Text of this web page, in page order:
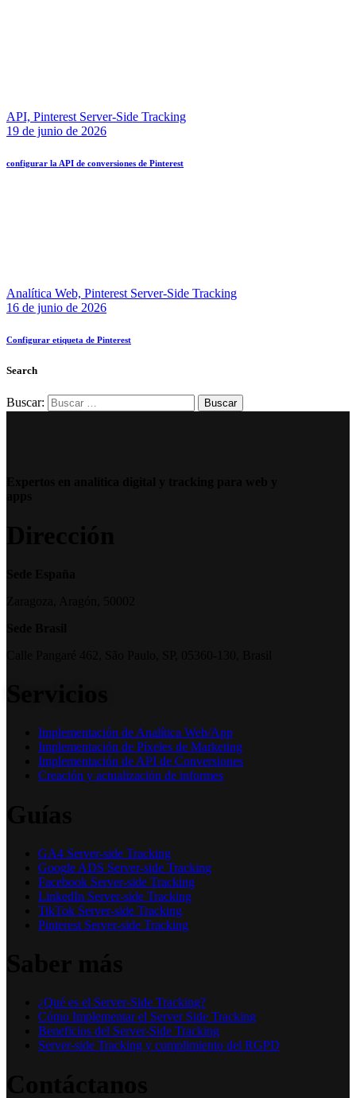
API, Pinterest Server-Side Tracking
19 de junio de 2026
configurar la API de conversiones de Pinterest
Analítica Web, Pinterest Server-Side Tracking
16 de junio de 2026
Configurar etiqueta de Pinterest
Search
Buscar:
Implementación de Analítica Web/App
Implementación de Píxeles de Marketing
Implementación de API de Conversiones
Creación y actualización de informes
GA4 Server-side Tracking
Google ADS Server-side Tracking
Facebook Server-side Tracking
LinkedIn Server-side Tracking
TikTok Server-side Tracking
Pinterest Server-side Tracking
¿Qué es el Server-Side Tracking?
Cómo Implementar el Server Side Tracking
Beneficios del Server-Side Tracking
Server-side Tracking y cumplimiento del RGPD